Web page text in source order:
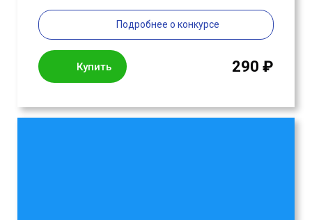
Подробнее о конкурсе
Купить 290 ₽